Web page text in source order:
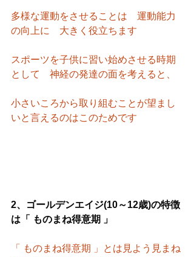
多様な運動をさせることは　運動能力
の向上に　大きく役立ちます
スポーツを子供に習い始めさせる時期
として　神経の発達の面を考えると、
小さいころから取り組むことが望まし
いと言えるのはこのためです
2、ゴールデンエイジ(10～12歳)の特徴
は「 ものまね得意期 」
「 ものまね得意期 」とは見よう見まね